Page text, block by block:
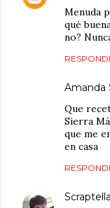
Menuda
qué
no?
Amanda
Que
Sierra
que me
en casa
Scraptella